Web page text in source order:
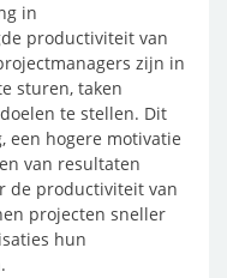
in
productiviteit van
zijn in
sturen, taken
te stellen. Dit
een hogere motivatie
van resultaten
de productiviteit van
projecten sneller
hun